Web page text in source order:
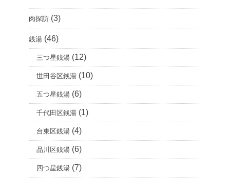
肉探訪 (3)
銭湯 (46)
三つ星銭湯 (12)
世田谷区銭湯 (10)
五つ星銭湯 (6)
千代田区銭湯 (1)
台東区銭湯 (4)
品川区銭湯 (6)
四つ星銭湯 (7)